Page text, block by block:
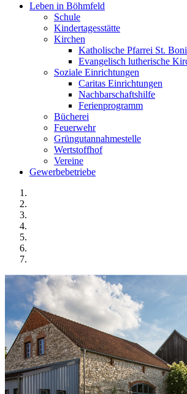
Leben in Böhmfeld
Schule
Kindertagesstätte
Kirchen
Katholische Pfarrei St.
Evangelisch lutherische
Soziale Einrichtungen
Caritas Einrichtungen
Nachbarschaftshilfe
Ferienprogramm
Bücherei
Feuerwehr
Grüngutannahmestelle
Wertstoffhof
Vereine
Gewerbebetriebe